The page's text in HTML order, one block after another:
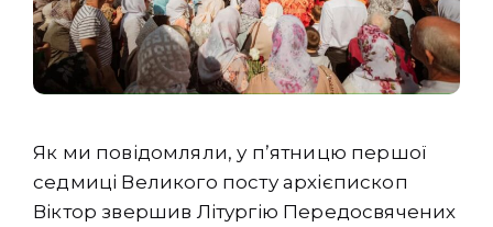
Як ми повідомляли, у пʼятницю першої
седмиці Великого посту архієпископ
Віктор звершив Літургію Передосвячених